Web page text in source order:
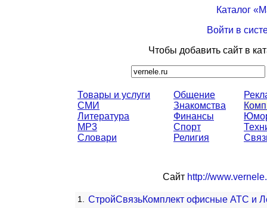
Каталог
Войти в
Чтобы добавить сайт в
Товары и услуги
СМИ
Литература
MP3
Словари
Общение
Знакомства
Финансы
Спорт
Религия
Сайт http://
1. СтройСвязьКомплект офисные АТС и